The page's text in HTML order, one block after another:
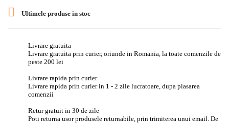
 Ultimele produse in stoc
Livrare gratuita
Livrare gratuita prin curier, oriunde in Romania, la toate comenzile de
peste 200 lei
Livrare rapida prin curier
Livrare rapida prin curier in 1 - 2 zile lucratoare, dupa plasarea
comenzii
Retur gratuit in 30 de zile
Poti returna usor produsele returnabile, prin trimiterea unui email. De